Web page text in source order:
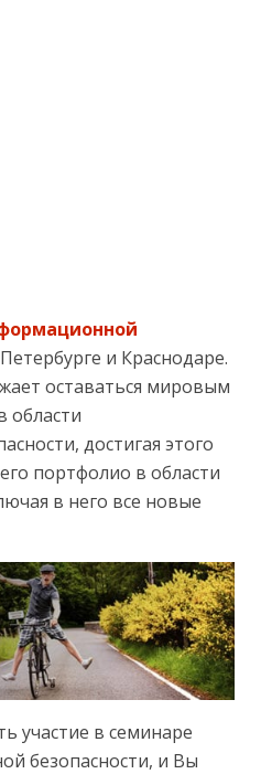
и Краснодаре.
оставаться мировым
области
достигая этого
портфолио в области
в него все новые
участие в семинаре
безопасности, и Вы